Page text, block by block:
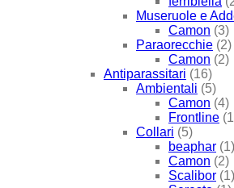
Museruole e
Camon (3)
Paraorecchie (2)
Camon (2)
Antiparassitari (16)
Ambientali (5)
Camon (4)
Frontline
Collari (5)
beaphar (1)
Camon (2)
Scalibor (1)